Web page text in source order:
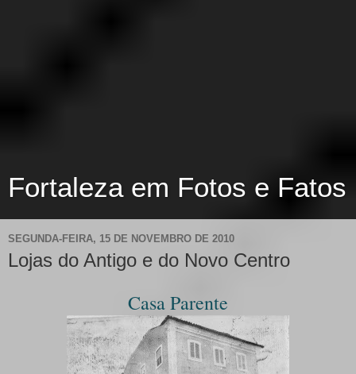
Fortaleza em Fotos e Fatos
SEGUNDA-FEIRA, 15 DE NOVEMBRO DE 2010
Lojas do Antigo e do Novo Centro
Casa Parente